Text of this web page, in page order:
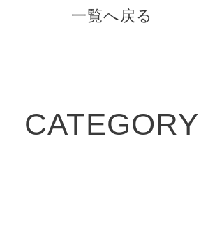
一覧へ戻る
CATEGORY